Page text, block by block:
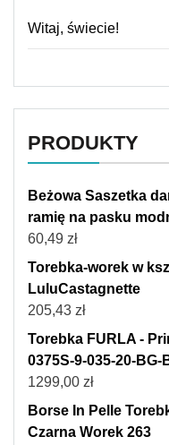
Witaj, świecie!
PRODUKTY
Beżowa Saszetka
ramię na pasku
60,49 zł
Torebka-worek w
LuluCastagnette
205,43 zł
Torebka FURLA -
0375S-9-035-20-BG-
1299,00 zł
Borse In Pelle
Czarna Worek 263